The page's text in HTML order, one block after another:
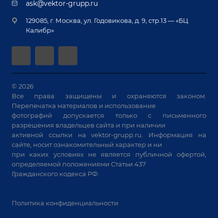
Специализированные решения для сварки
Позиционеры и вращатели
Машины контактной сварки
Универсальные зажимы
Системы аспирации
Станки лазерной резки
Решения для учебных заведений
Гарантия
автоматизации
ask@vektor-grupp.ru
129085, г. Москва, ул. Годовикова, д. 9, стр.13 — «БЦ
Калибр»
© 2026
Все права защищены и охраняются законом.
Перепечатка материалов и использование
фотографий допускается только с письменного
разрешения владельцев сайта и при наличии
активной ссылки наvektor-grupp.ru . Информация на
сайте, носит ознакомительный характер и ни
при каких условиях не является публичной офертой,
определяемой положениями Статьи 437
Гражданского кодекса РФ.
Политика конфиденциальности